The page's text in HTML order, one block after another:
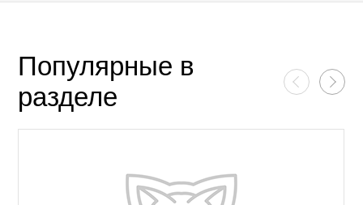
Популярные в
разделе